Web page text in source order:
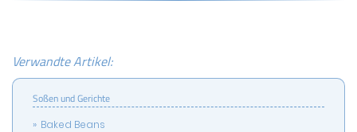
Verwandte Artikel:
Soßen und Gerichte
Baked Beans